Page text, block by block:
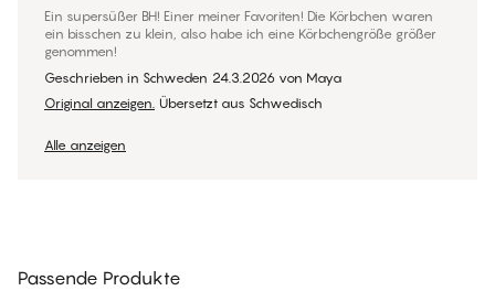
Ein supersüßer BH! Einer meiner Favoriten! Die Körbchen waren
ein bisschen zu klein, also habe ich eine Körbchengröße größer
genommen!
Geschrieben in Schweden 24.3.2026 von Maya
Original anzeigen. Übersetzt aus Schwedisch
Alle anzeigen
Passende Produkte